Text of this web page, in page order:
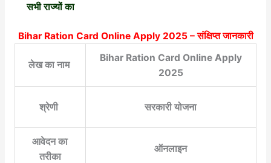
सभी राज्यों का
Bihar Ration Card Online Apply 2025– संक्षिप्त जानकारी
लेख का नाम
Bihar Ration Card Online Apply
2025
श्रेणी सरकारी योजना
आवेदन का
तरीका
ऑनलाइन